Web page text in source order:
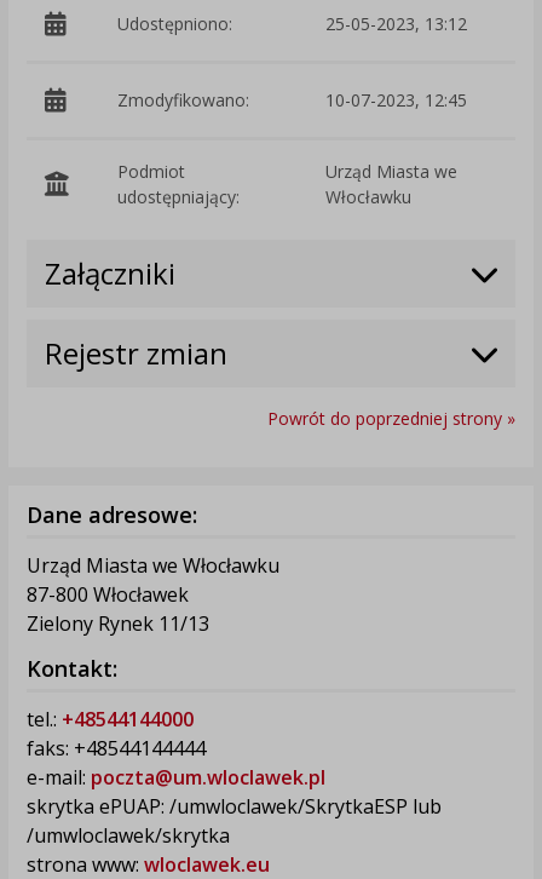
Udostępniono: 25-05-2023, 13:12
Zmodyfikowano: 10-07-2023, 12:45
Podmiot
udostępniający:
Urząd Miasta we
Włocławku
Załączniki
Rejestr zmian
Powrót do poprzedniej strony »
Dane adresowe:
Urząd Miasta we Włocławku
87-800 Włocławek
Zielony Rynek 11/13
Kontakt:
tel.: +48544144000
faks: +48544144444
e-mail: poczta@um.wloclawek.pl
skrytka ePUAP: /umwloclawek/SkrytkaESP lub
/umwloclawek/skrytka
strona www: wloclawek.eu